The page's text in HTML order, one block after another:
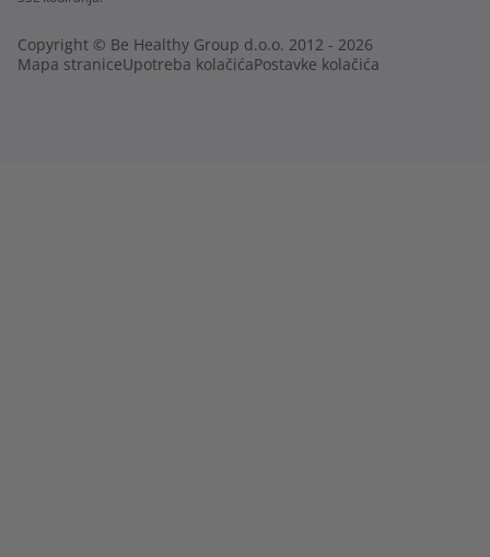
Copyright © Be Healthy Group d.o.o. 2012 - 2026
Mapa straniceUpotreba kolačićaPostavke kolačića